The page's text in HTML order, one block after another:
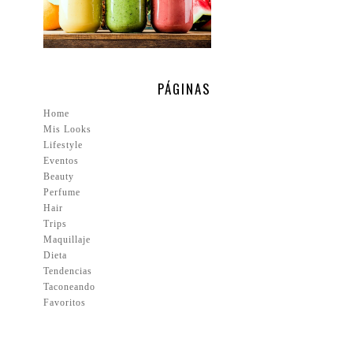
PÁGINAS
Home
Mis Looks
Lifestyle
Eventos
Beauty
Perfume
Hair
Trips
Maquillaje
Dieta
Tendencias
Taconeando
Favoritos